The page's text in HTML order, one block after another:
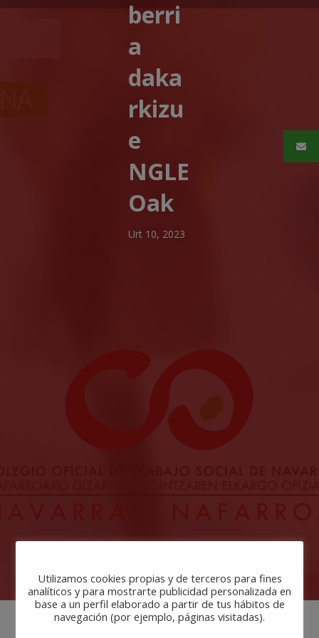
berri
a
daka
rkizu
e
NGLE
Oak
Urt 10, 2023
Utilizamos cookies propias y de terceros para fines
analíticos y para mostrarte publicidad personalizada en
base a un perfil elaborado a partir de tus hábitos de
navegación (por ejemplo, páginas visitadas).